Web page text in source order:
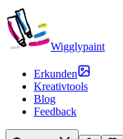
Wigglypaint
Erkunden
Kreativtools
Blog
Feedback